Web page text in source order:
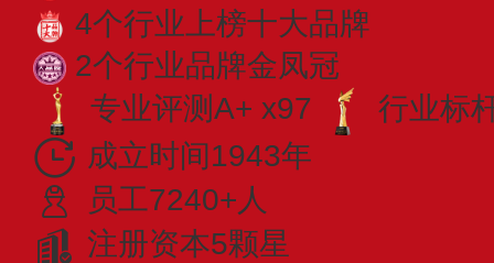
4个行业上榜十大品牌
2个行业品牌金凤冠
专业评测A+ x97
行业标
成立时间1943年
员工7240+人
注册资本5颗星